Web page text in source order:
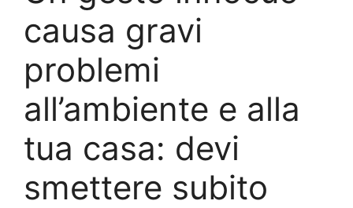
causa gravi
problemi
all’ambiente e alla
tua casa: devi
smettere subito